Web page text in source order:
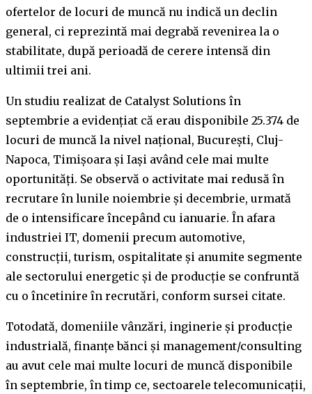
ofertelor de locuri de muncă nu indică un declin
general, ci reprezintă mai degrabă revenirea la o
stabilitate, după perioadă de cerere intensă din
ultimii trei ani.
Un studiu realizat de Catalyst Solutions în
septembrie a evidențiat că erau disponibile 25.374 de
locuri de muncă la nivel național, București, Cluj-
Napoca, Timișoara și Iași având cele mai multe
oportunități. Se observă o activitate mai redusă în
recrutare în lunile noiembrie și decembrie, urmată
de o intensificare începând cu ianuarie. În afara
industriei IT, domenii precum automotive,
construcții, turism, ospitalitate și anumite segmente
ale sectorului energetic și de producție se confruntă
cu o încetinire în recrutări, conform sursei citate.
Totodată, domeniile vânzări, inginerie și producție
industrială, finanțe bănci și management/consulting
au avut cele mai multe locuri de muncă disponibile
în septembrie, în timp ce, sectoarele telecomunicații,